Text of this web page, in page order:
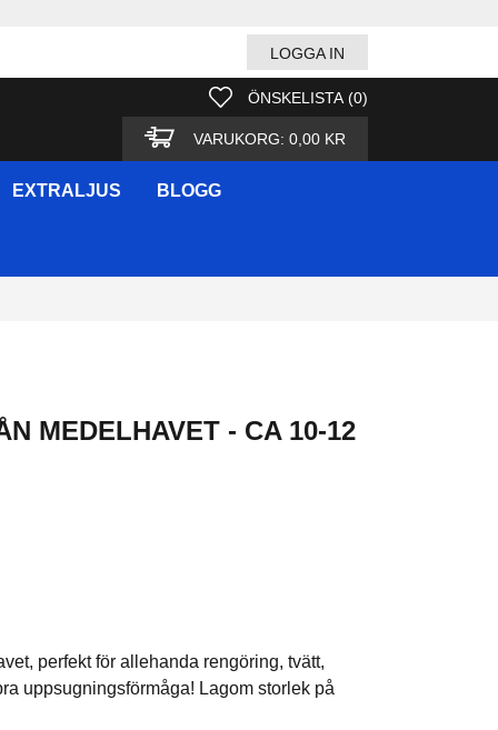
LOGGA IN
ÖNSKELISTA (0)
VARUKORG: 0,00 KR
EXTRALJUS BLOGG
MEDELHAVET - CA 10-12
perfekt för allehanda rengöring, tvätt,
uppsugningsförmåga! Lagom storlek på